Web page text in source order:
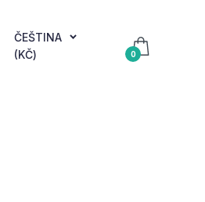
ČEŠTINA
(KČ)
0